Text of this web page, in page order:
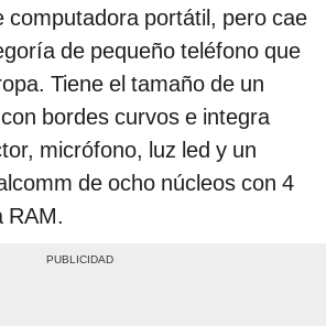
computadora portátil, pero cae
de pequeño teléfono que
Tiene el tamaño de un
bordes curvos e integra
micrófono, luz led y un
de ocho núcleos con 4
RAM.